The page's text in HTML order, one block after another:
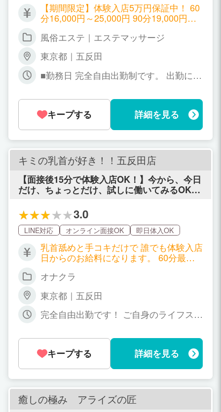
【期間限定】体験入店5万円保証中！ 60
分16,000円～25,000円 90分19,000円～2
分30,000円～41,000円 本指名様 2,000円
バック その他、オプションバック有り
《90分コースのご利用が平均60％》 完
全選択制のオプションで 90分最大29,00
0円の高額バックも可能！ ■入店してす
帯でお仕事／ 10時～18時（8時間勤務）
90分×4本 【日給56,000円】 ＼お仕事終
わりに終電までお仕事／ 17時～23時（6
時間勤務） 90分×3本 【日給42,000円】
風俗エステ｜エステマッサージ
東京都｜五反田
■勤務日 完全自由出勤制です。 出勤に決
せてご出勤していただけます！ ■勤務時
間 【面接交通費支給！】 9：00～翌5：
00の間のお好きな時間 急なご出勤や短
時間でのご出勤も可能です！
キープする 詳細を見る
キミの乳首が好き！！五反田店
【面接後15分で体験入店OK！】今から、今日
だけ、ちょっとだけ、試しに働いてみるOKで
男性の専門店【キミの乳首が好き!!】
3.0
LINE対応 オンライン面接OK 即日体入OK
乳首舐めと手コキだけで 誰でも体験入店
日からのお給料になります。 60分最低6,
フルバック） ヘルスよりもエステよりも
ビスで高収入！ 【給与例】 （アルバイ
ト勤務） →日給25,000円以上、月30万
以上 （レギュラー勤務） →日給70,000
最低6,500円 + 指名バック2,000円 + α
（オプションバック） ＝8,500円+α メ
インコース80分最低8,500円 + 指名バッ
ク2,000円 + α（オプションバック） ＝1
0,500円+α ※雑費なし ※完全全額日払い
※ネット指名もバックあり ※取材協力費
あり 最低バック一覧 60分 6,500円+（指
オナクラ
東京都｜五反田
完全自由出勤です！ ご自身のライフスタ
もOKです☆ もちろん週5日以上のレギュ
ラー勤務も大歓迎！！
キープする 詳細を見る
癒しの極み アライズの匠